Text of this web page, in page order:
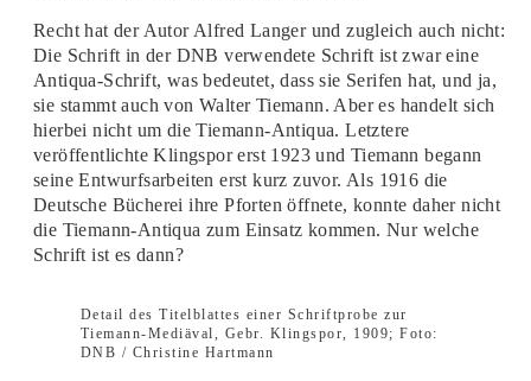
Recht hat der Autor Alfred Langer und zugleich auch nicht:
Die Schrift in der DNB verwendete Schrift ist zwar eine
Antiqua-Schrift, was bedeutet, dass sie Serifen hat, und ja,
sie stammt auch von Walter Tiemann. Aber es handelt sich
hierbei nicht um die Tiemann-Antiqua. Letztere
veröffentlichte Klingspor erst 1923 und Tiemann begann
seine Entwurfsarbeiten erst kurz zuvor. Als 1916 die
Deutsche Bücherei ihre Pforten öffnete, konnte daher nicht
die Tiemann-Antiqua zum Einsatz kommen. Nur welche
Schrift ist es dann?
Detail des Titelblattes einer Schriftprobe zur
Tiemann-Mediäval, Gebr. Klingspor, 1909; Foto:
DNB / Christine Hartmann